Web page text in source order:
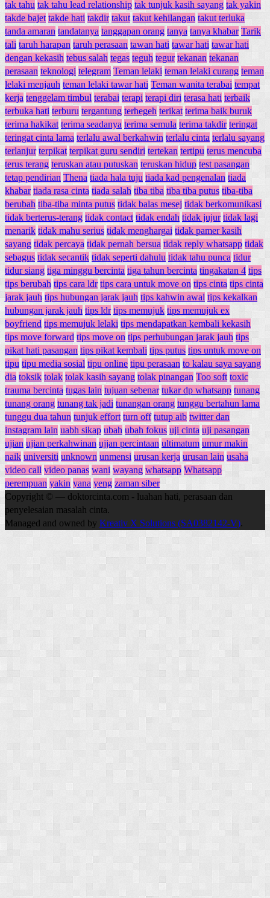
tak tahu tak tahu lead relationship tak tunjuk kasih sayang tak yakin
takde bajet takde hati takdir takut takut kehilangan takut terluka
tanda amaran tandatanya tanggapan orang tanya tanya khabar Tarik
tali taruh harapan taruh perasaan tawan hati tawar hati tawar hati
dengan kekasih tebus salah tegas teguh tegur tekanan tekanan
perasaan teknologi telegram Teman lelaki teman lelaki curang teman
lelaki menjauh teman lelaki tawar hati Teman wanita terabai tempat
kerja tenggelam timbul terabai terapi terapi diri terasa hati terbaik
terbuka hati terburu tergantung terhegeh terikat terima baik buruk
terima hakikat terima seadanya terima semula terima takdir teringat
teringat cinta lama terlalu awal berkahwin terlalu cinta terlalu sayang
terlanjur terpikat terpikat guru sendiri tertekan tertipu terus mencuba
terus terang teruskan atau putuskan teruskan hidup test pasangan
tetap pendirian Thena tiada hala tuju tiada kad pengenalan tiada
khabar tiada rasa cinta tiada salah tiba tiba tiba tiba putus tiba-tiba
berubah tiba-tiba minta putus tidak balas mesej tidak berkomunikasi
tidak berterus-terang tidak contact tidak endah tidak jujur tidak lagi
menarik tidak mahu serius tidak menghargai tidak pamer kasih
sayang tidak percaya tidak pernah bersua tidak reply whatsapp tidak
sebagus tidak secantik tidak seperti dahulu tidak tahu punca tidur
tidur siang tiga minggu bercinta tiga tahun bercinta tingakatan 4 tips
tips berubah tips cara ldr tips cara untuk move on tips cinta tips cinta
jarak jauh tips hubungan jarak jauh tips kahwin awal tips kekalkan
hubungan jarak jauh tips ldr tips memujuk tips memujuk ex
boyfriend tips memujuk lelaki tips mendapatkan kembali kekasih
tips move forward tips move on tips perhubungan jarak jauh tips
pikat hati pasangan tips pikat kembali tips putus tips untuk move on
tipu tipu media sosial tipu online tipu perasaan to kalau saya sayang
dia toksik tolak tolak kasih sayang tolak pinangan Too soft toxic
trauma bercinta tugas lain tujuan sebenar tukar dp whatsapp tunang
tunang orang tunang tak jadi tunangan orang tunggu bertahun lama
tunggu dua tahun tunjuk effort turn off tutup aib twitter dan
instagram lain uabh sikap ubah ubah fokus uji cinta uji pasangan
ujian ujian perkahwinan ujjan percintaan ultimatum umur makin
naik universiti unknown unmensi urusan kerja urusan lain usaha
video call video panas wani wayang whatsapp Whatsapp
perempuan yakin yana yeng zaman siber
Copyright © — doktorcinta.com - luahan hati, perasaan dan
penyelesaian masalah cinta.
Managed and owned by Kreativ X Solutions (SA0382142-V).